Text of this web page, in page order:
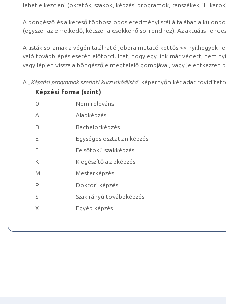
lehet elkezdeni (oktatók, szakok, képzési programok, tanszékek, ill.
A böngésző és a kereső többoszlopos eredménylistái általában a
(egyszer az emelkedő, kétszer a csökkenő sorrendhez). Az aktuális
A listák sorainak a végén található jobbra mutató kettős >> nyílhegyek
való továbblépés esetén előfordulhat, hogy egy link már védett, nem
vagy lépjen vissza a böngészője megfelelő gombjával, vagy
A „ Képzési programok szerinti kurzuskódlista” képernyőn két adat
Képzési forma (szint)
0
Nem releváns
A
Alapképzés
B
Bachelorképzés
E
Egységes osztatlan képzés
F
Felsőfokú szakképzés
K
Kiegészítő alapképzés
M
Mesterképzés
P
Doktori képzés
S
Szakirányú továbbképzés
X
Egyéb képzés